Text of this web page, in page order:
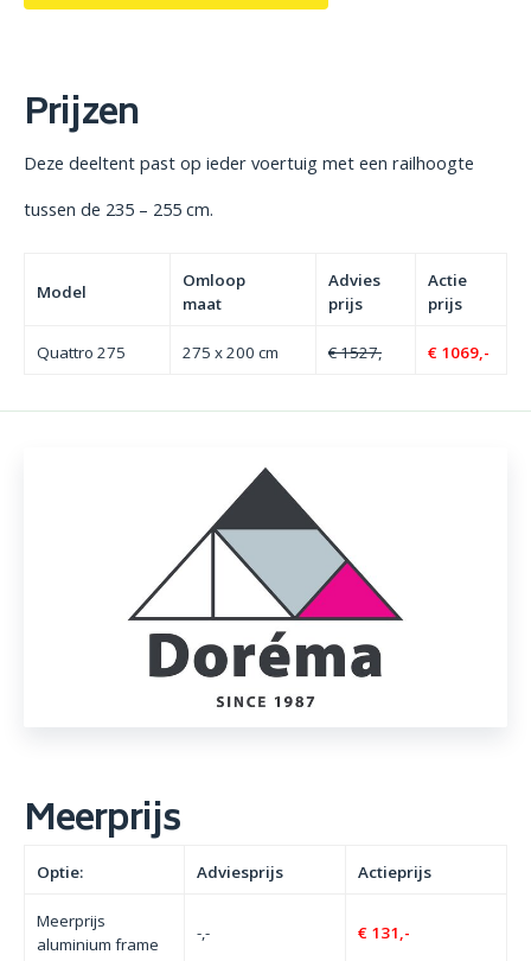
Prijzen
Deze deeltent past op ieder voertuig met een railhoogte
tussen de 235 – 255 cm.
Model
Omloop
maat
Advies
prijs
Actie
prijs
Quattro 275 275 x 200 cm € 1527, € 1069,-
Meerprijs
Optie: Adviesprijs Actieprijs
Meerprijs
aluminium frame
-,- € 131,-